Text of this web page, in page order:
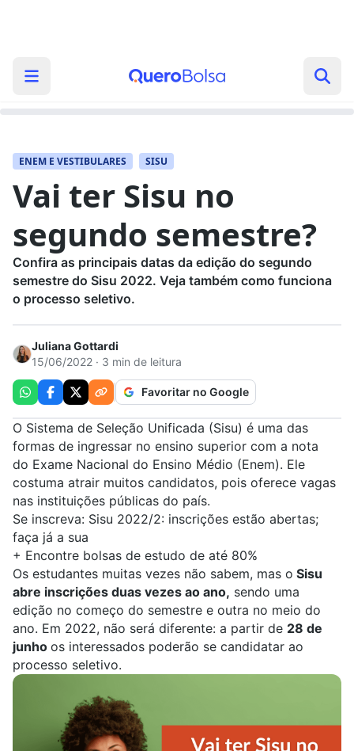
ENEM E VESTIBULARES SISU
Vai ter Sisu no
segundo semestre?
Confira as principais datas da edição do segundo
semestre do Sisu 2022. Veja também como funciona
o processo seletivo.
Juliana Gottardi
15/06/2022 · 3 min de leitura
Favoritar no Google
O Sistema de Seleção Unificada (Sisu) é uma das
formas de ingressar no ensino superior com a nota
do Exame Nacional do Ensino Médio (Enem). Ele
costuma atrair muitos candidatos, pois oferece vagas
nas instituições públicas do país.
Se inscreva: Sisu 2022/2: inscrições estão abertas;
faça já a sua
+ Encontre bolsas de estudo de até 80%
Os estudantes muitas vezes não sabem, mas o Sisu
abre inscrições duas vezes ao ano, sendo uma
edição no começo do semestre e outra no meio do
ano. Em 2022, não será diferente: a partir de 28 de
junho os interessados poderão se candidatar ao
processo seletivo.